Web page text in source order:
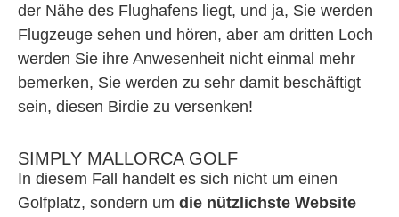
der Nähe des Flughafens liegt, und ja, Sie werden
Flugzeuge sehen und hören, aber am dritten Loch
werden Sie ihre Anwesenheit nicht einmal mehr
bemerken, Sie werden zu sehr damit beschäftigt
sein, diesen Birdie zu versenken!
SIMPLY MALLORCA GOLF
In diesem Fall handelt es sich nicht um einen
Golfplatz, sondern um die nützlichste Website